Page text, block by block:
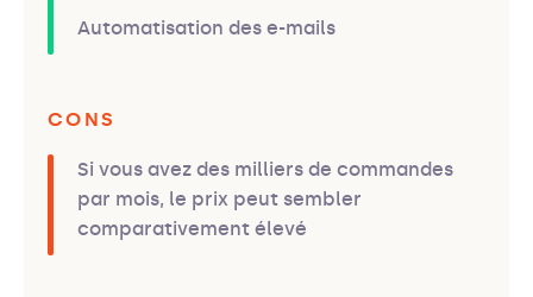
Automatisation des e-mails
CONS
Si vous avez des milliers de commandes
par mois, le prix peut sembler
comparativement élevé